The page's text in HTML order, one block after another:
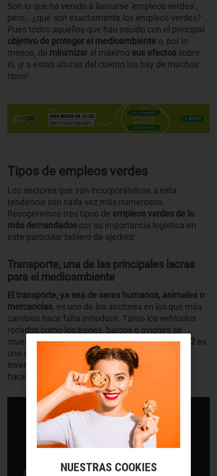
Son lo que ha venido a llamarse ‘empleos verdes’,
pero… ¿qué son exactamente los empleos verdes?
Pues todos aquellos que han nacido con el principal
objetivo de proteger el medioambiente o, por lo
menos, de minimizar al máximo sus efectos sobre
él, ¡y a estas alturas del cuento los hay de muchos
tipos!
Tipos de empleos verdes
Los sectores que van incorporándose a esta
tendencia son cada vez más numerosos.
Recogeremos tres tipos de empleos verdes de lo
más demandados por su importancia logística en
este particular tablero de ajedrez:
Transporte, una de las principales lacras
para el medioambiente
El transporte, ya sea de seres humanos, animales o
mercancías, es uno de los sectores en los que más
cambios hace falta introducir. Tanto los vehículos
rodados como los trenes, barcos o aviones se
mueven gracias a combustibles fósiles cuyoCO2 es
uno de los grandes culpables del terrible efecto
invernadero que sufre nuestra atmósfera desde
hace décadas.
NUESTRAS COOKIES